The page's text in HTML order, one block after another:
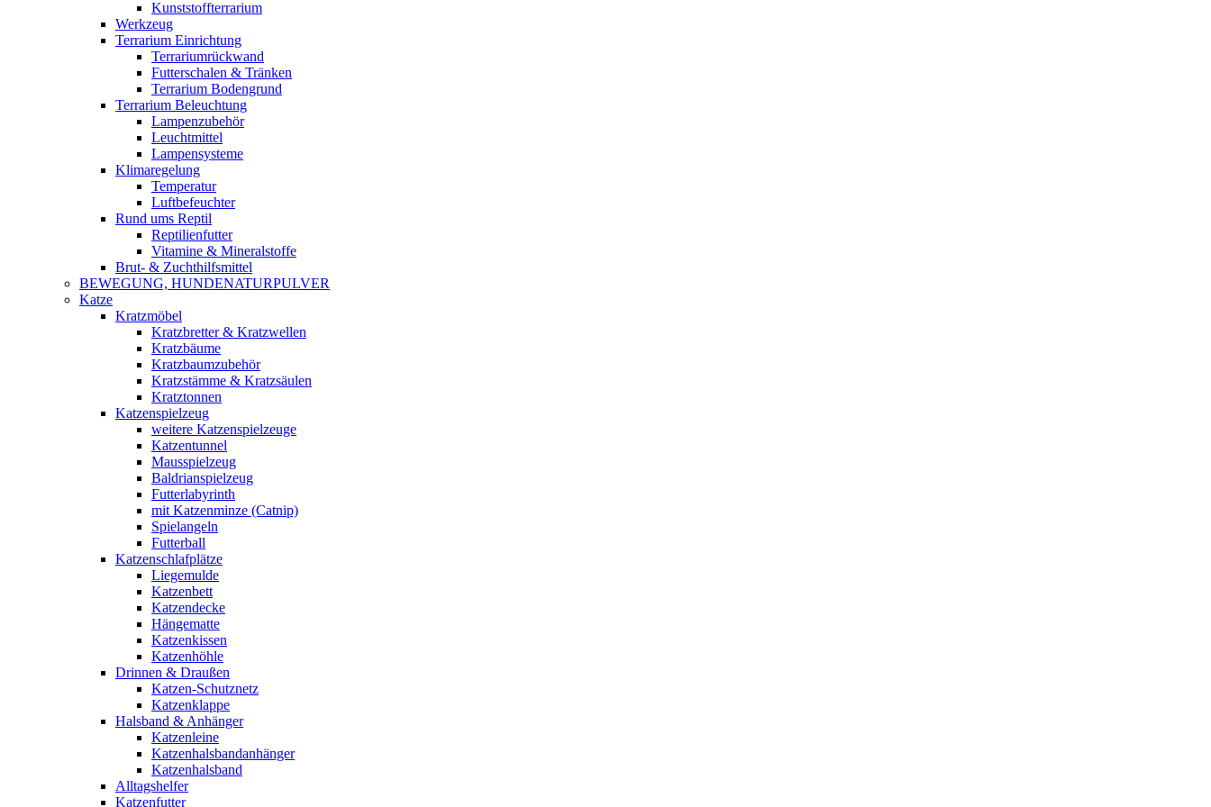
Kunststoffterrarium
Werkzeug
Terrarium Einrichtung
Terrariumrückwand
Futterschalen & Tränken
Terrarium Bodengrund
Terrarium Beleuchtung
Lampenzubehör
Leuchtmittel
Lampensysteme
Klimaregelung
Temperatur
Luftbefeuchter
Rund ums Reptil
Reptilienfutter
Vitamine & Mineralstoffe
Brut- & Zuchthilfsmittel
BEWEGUNG, HUNDENATURPULVER
Katze
Kratzmöbel
Kratzbretter & Kratzwellen
Kratzbäume
Kratzbaumzubehör
Kratzstämme & Kratzsäulen
Kratztonnen
Katzenspielzeug
weitere Katzenspielzeuge
Katzentunnel
Mausspielzeug
Baldrianspielzeug
Futterlabyrinth
mit Katzenminze (Catnip)
Spielangeln
Futterball
Katzenschlafplätze
Liegemulde
Katzenbett
Katzendecke
Hängematte
Katzenkissen
Katzenhöhle
Drinnen & Draußen
Katzen-Schutznetz
Katzenklappe
Halsband & Anhänger
Katzenleine
Katzenhalsbandanhänger
Katzenhalsband
Alltagshelfer
Katzenfutter